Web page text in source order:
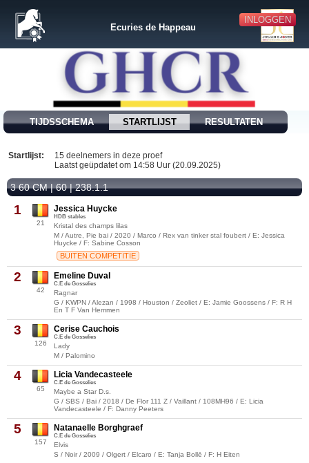
INLOGGEN
Ecuries de Happeau
TIJDSSCHEMA STARTLIJST RESULTATEN
Startlijst:
15 deelnemers in deze proef
Laatst geüpdatet om 14:58 Uur (20.09.2025)
3 60 CM | 60 | 238.1.1
1
21
Jessica Huycke
HDB stables
Kristal des champs lilas
M / Autre, Pie bai / 2020 / Marco / Rex van tinker stal foubert / E: Jessica
Huycke / F: Sabine Cosson
BUITEN COMPETITIE
2
42
Emeline Duval
C.E de Gosselies
Ragnar
G / KWPN / Alezan / 1998 / Houston / Zeoliet / E: Jamie Goossens / F: R H
En T F Van Hemmen
3
126
Cerise Cauchois
C.E de Gosselies
Lady
M / Palomino
4
65
Licia Vandecasteele
C.E de Gosselies
Maybe a Star D.s.
G / SBS / Bai / 2018 / De Flor 111 Z / Vaillant / 108MH96 / E: Licia
Vandecasteele / F: Danny Peeters
5
157
Natanaelle Borghgraef
C.E de Gosselies
Elvis
S / Noir / 2009 / Olgert / Elcaro / E: Tanja Bollē / F: H Eiten